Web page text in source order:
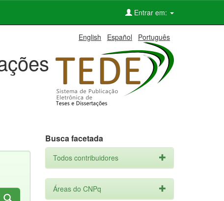
Entrar em:
English Español Português
Busca facetada
Todos contribuidores
Áreas do CNPq